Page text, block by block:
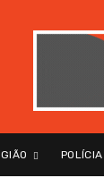
POLÍCIA